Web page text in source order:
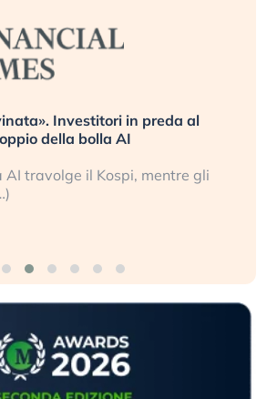
Investitori in preda al
della bolla AI
AI travolge il Kospi, mentre gli